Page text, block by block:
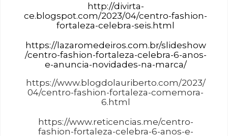
http://divirta-
ce.blogspot.com/2023/04/centro-fashion-
fortaleza-celebra-seis.html
https://lazaromedeiros.com.br/slideshow
/centro-fashion-fortaleza-celebra-6-anos-
e-anuncia-novidades-na-marca/
https://www.blogdolauriberto.com/2023/
04/centro-fashion-fortaleza-comemora-
6.html
https://www.reticencias.me/centro-
fashion-fortaleza-celebra-6-anos-e-